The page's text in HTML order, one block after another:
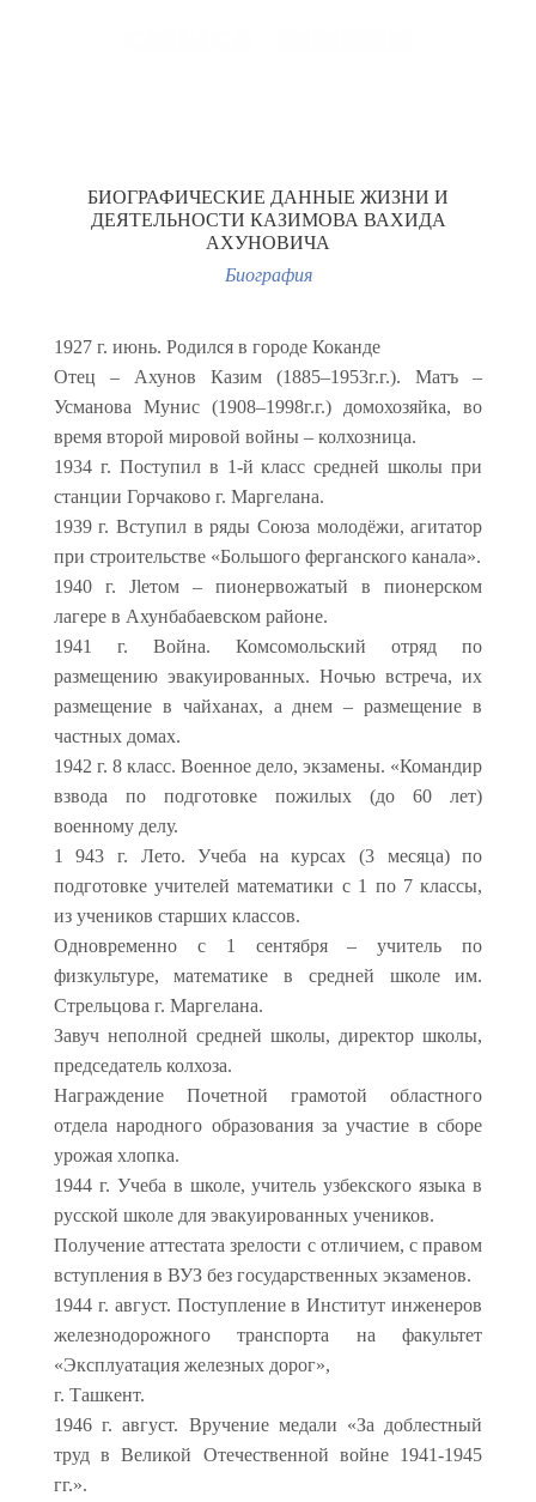
БИОГРАФИЧЕСКИЕ ДАННЫЕ ЖИЗНИ И
ДЕЯТЕЛЬНОСТИ КАЗИМОВА ВАХИДА
АХУНОВИЧА
Биография
1927 г. июнь. Родился в городе Коканде
Отец – Ахунов Казим (1885–1953г.г.). Матъ –
Усманова Мунис (1908–1998г.г.) домохозяйка, во
время второй мировой войны – колхозница.
1934 г. Поступил в 1-й класс средней школы при
станции Горчаково г. Маргелана.
1939 г. Вступил в ряды Союза молодёжи, агитатор
при строительстве «Большого ферганского канала».
1940 г. Jleтoм – пионервожатый в пионерском
лагере в Ахунбабаевском районе.
1941 г. Война. Комсомольский отряд по
размещению эвакуированных. Ночью встреча, их
размещение в чайханах, а днем – размещение в
частных домах.
1942 г. 8 класс. Военное дело, экзамены. «Командир
взвода по подготовке пожилых (до 60 лет)
военному делу.
1 943 г. Лето. Учеба на курсах (3 месяца) по
подготовке учителей математики с 1 по 7 классы,
из учеников старших классов.
Одновременно с 1 сентября – учитель по
физкультуре, математике в средней школе им.
Стрельцова г. Маргелана.
Завуч неполной средней школы, директор школы,
председатель колхоза.
Награждение Почетной грамотой областного
отдела народного образования за участие в сборе
урожая хлопка.
1944 г. Учеба в школе, учитель узбекского языка в
русской школе для эвакуированных учеников.
Получение аттестата зрелости с отличием, с правом
вступления в ВУЗ без государственных экзаменов.
1944 г. август. Поступление в Институт инженеров
железнодорожного транспорта на факультет
«Эксплуатация железных дорог»,
г. Ташкент.
1946 г. август. Вручение медали «За доблестный
труд в Великой Отечественной войне 1941-1945
гг.».